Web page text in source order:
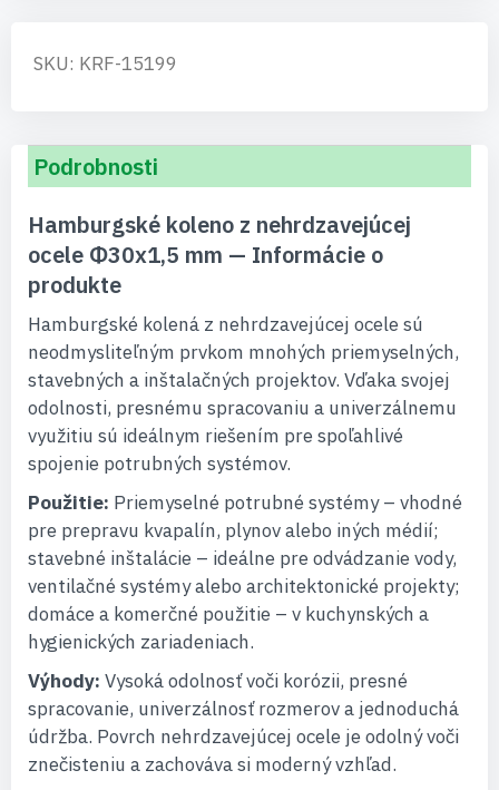
SKU: KRF-15199
Podrobnosti
Hamburgské koleno z nehrdzavejúcej
ocele Φ30x1,5 mm — Informácie o
produkte
Hamburgské kolená z nehrdzavejúcej ocele sú
neodmysliteľným prvkom mnohých priemyselných,
stavebných a inštalačných projektov. Vďaka svojej
odolnosti, presnému spracovaniu a univerzálnemu
využitiu sú ideálnym riešením pre spoľahlivé
spojenie potrubných systémov.
Použitie: Priemyselné potrubné systémy – vhodné
pre prepravu kvapalín, plynov alebo iných médií;
stavebné inštalácie – ideálne pre odvádzanie vody,
ventilačné systémy alebo architektonické projekty;
domáce a komerčné použitie – v kuchynských a
hygienických zariadeniach.
Výhody: Vysoká odolnosť voči korózii, presné
spracovanie, univerzálnosť rozmerov a jednoduchá
údržba. Povrch nehrdzavejúcej ocele je odolný voči
znečisteniu a zachováva si moderný vzhľad.